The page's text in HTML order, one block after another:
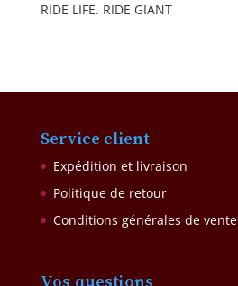
RIDE LIFE. RIDE GIANT
Service client
Expédition et livraison
Politique de retour
Conditions générales de vente
Vos questions